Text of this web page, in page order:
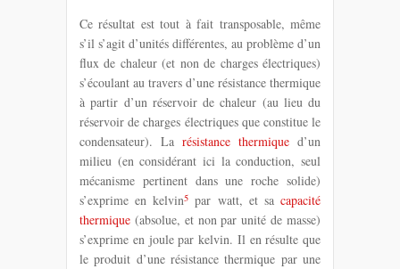
Ce résultat est tout à fait transposable, même
s’il s’agit d’unités différentes, au problème d’un
flux de chaleur (et non de charges électriques)
s’écoulant au travers d’une résistance thermique
à partir d’un réservoir de chaleur (au lieu du
réservoir de charges électriques que constitue le
condensateur). La résistance thermique d’un
milieu (en considérant ici la conduction, seul
mécanisme pertinent dans une roche solide)
s’exprime en kelvin5 par watt, et sacapacité
thermique (absolue, et non par unité de masse)
s’exprime en joule par kelvin. Il en résulte que
le produit d’une résistance thermique par une